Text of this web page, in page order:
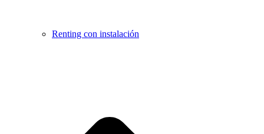
Renting con instalación